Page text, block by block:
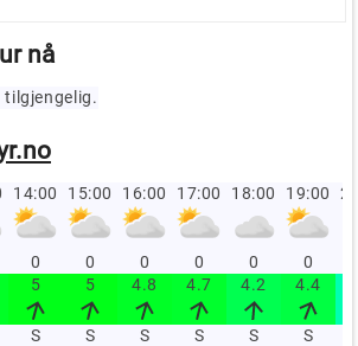
nå
tilgjengelig.
14:00 15:00 16:00 17:00 18:00 19:00
0 0 0 0 0 0
5 5 4.8 4.7 4.2 4.4
S
S
S
S
S
S